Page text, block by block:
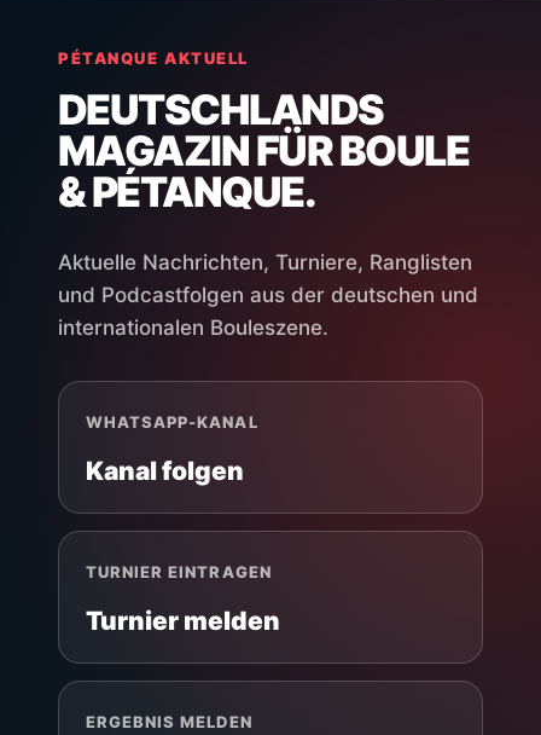
PÉTANQUE AKTUELL
DEUTSCHLANDS
MAGAZIN FÜR BOULE
& PÉTANQUE.
Aktuelle Nachrichten, Turniere, Ranglisten
und Podcastfolgen aus der deutschen und
internationalen Bouleszene.
WHATSAPP-KANAL
Kanal folgen
TURNIER EINTRAGEN
Turnier melden
ERGEBNIS MELDEN